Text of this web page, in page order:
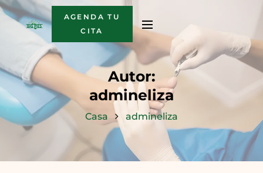
AGENDA TU
CITA
Autor:
admineliza
Casa admineliza